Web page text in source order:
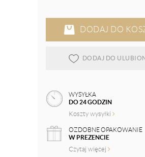
DODAJ DO
DODAJ DO
WYSYŁKA
DO 24 GODZIN
Koszty wysyłki
OZDOBNE OPAKOWANIE
W PREZENCIE
Czytaj więcej